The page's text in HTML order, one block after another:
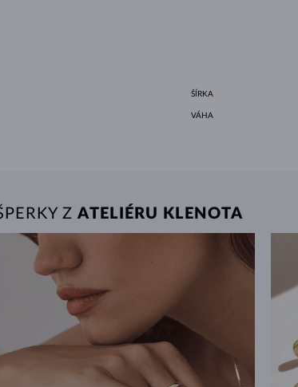
ŠÍRKA
VÁHA
Z ATELIÉRU KLENOTA